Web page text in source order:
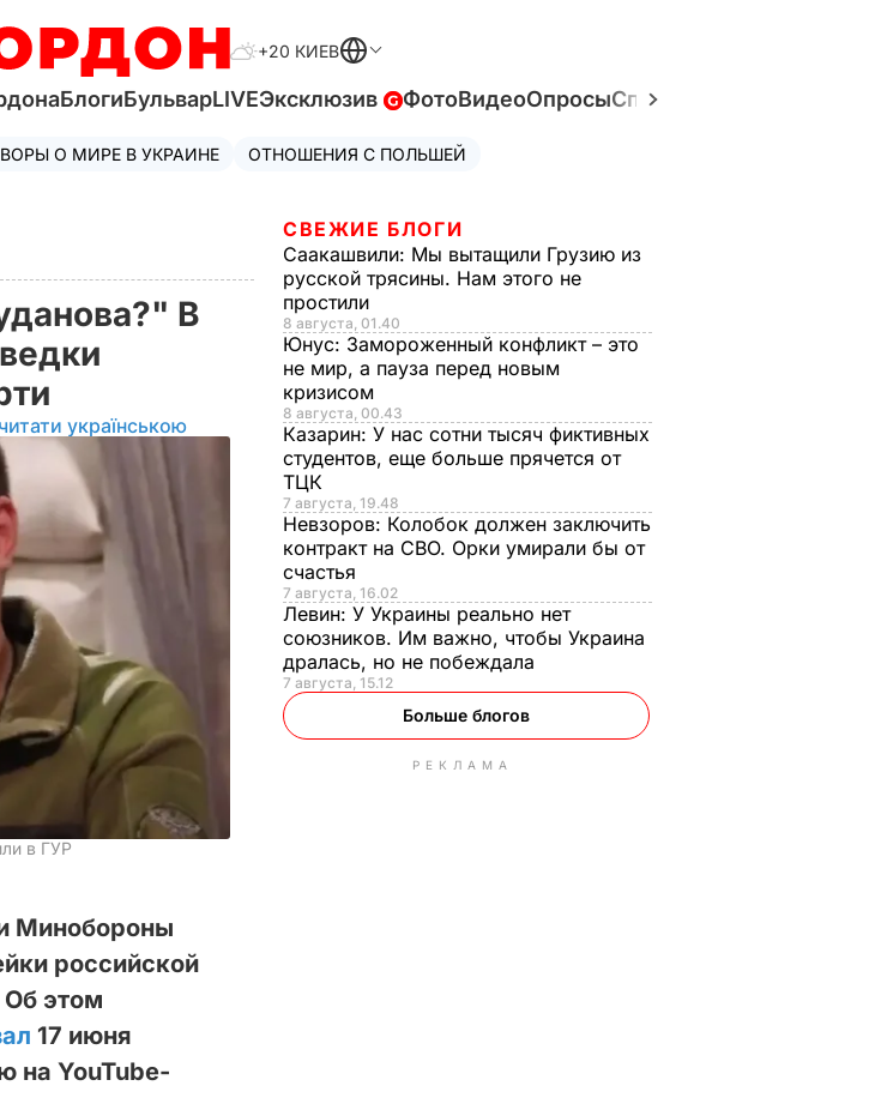
+20 КИЕВ
БлогиБульварLIVEЭксклюзив ФотоВидеоОпросыСпецпроекты
О МИРЕ В УКРАИНЕ ОТНОШЕНИЯ С ПОЛЬШЕЙ
В
українською
в ГУР
Минобороны
российской
этом
17 июня
на YouTube-
СВЕЖИЕ БЛОГИ
Саакашвили: Мы вытащили Грузию из
русской трясины. Нам этого не
простили
8 августа, 01.40
Юнус: Замороженный конфликт – это
не мир, а пауза перед новым
кризисом
8 августа, 00.43
Казарин: У нас сотни тысяч фиктивных
студентов, еще больше прячется от
ТЦК
7 августа, 19.48
Невзоров: Колобок должен заключить
контракт на СВО. Орки умирали бы от
счастья
7 августа, 16.02
Левин: У Украины реально нет
союзников. Им важно, чтобы Украина
дралась, но не побеждала
7 августа, 15.12
Больше блогов
РЕКЛАМА